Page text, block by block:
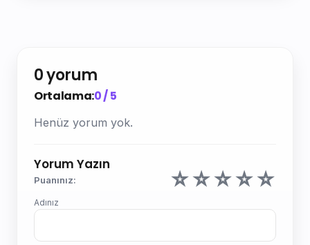
0 yorum
Ortalama:0 / 5
Henüz yorum yok.
Yorum Yazın
Puanınız: ☆☆☆☆☆
Adınız